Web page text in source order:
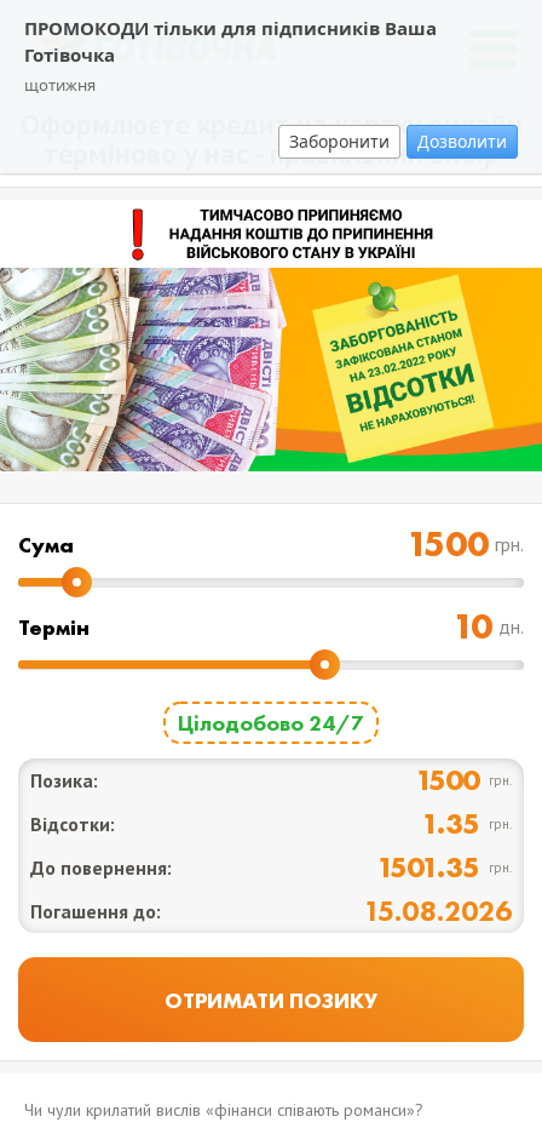
ПРОМОКОДИ тільки для підписників Ваша
Готівочка
щотижня
Заборонити Дозволити
Оформлюєте кредит на картку онлайн
терміново у нас - правильний вибір
Cума грн.
Термін дн.
Цілодобово 24/7
Позика: 1500 грн.
Відсотки: 1.35 грн.
До повернення: 1501.35 грн.
Погашення до: 15.08.2026
Чи чули крилатий вислів «фінанси співають романси»?